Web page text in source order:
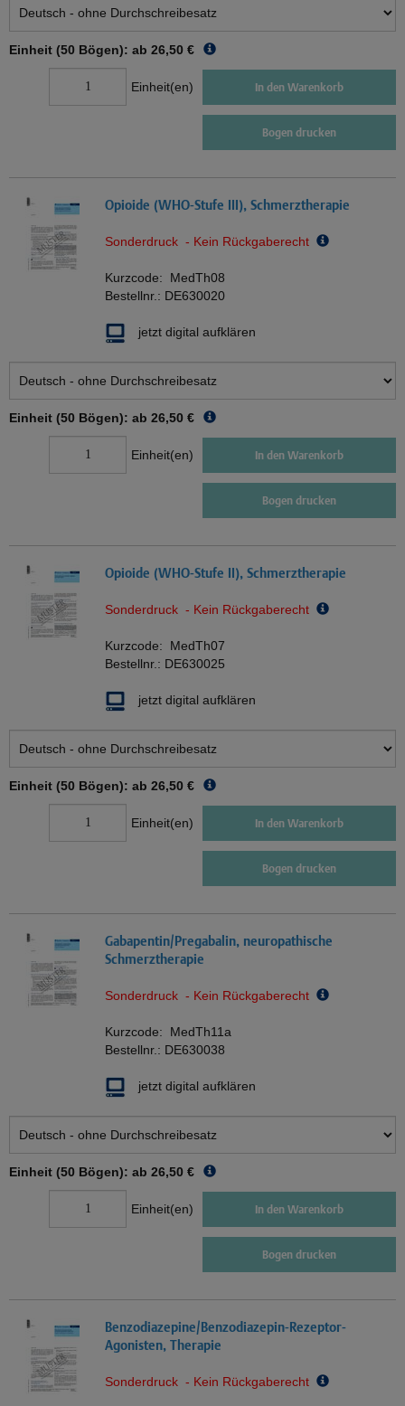
Einheit (50 Bögen): ab 26,50 €
Einheit(en) In den Warenkorb
Bogen drucken
Opioide (WHO-Stufe III), Schmerztherapie
Sonderdruck - Kein Rückgaberecht
Kurzcode: MedTh08
Bestellnr.: DE630020
jetzt digital aufklären
Einheit (50 Bögen): ab 26,50 €
Einheit(en) In den Warenkorb
Bogen drucken
Opioide (WHO-Stufe II), Schmerztherapie
Sonderdruck - Kein Rückgaberecht
Kurzcode: MedTh07
Bestellnr.: DE630025
jetzt digital aufklären
Einheit (50 Bögen): ab 26,50 €
Einheit(en) In den Warenkorb
Bogen drucken
Gabapentin/Pregabalin, neuropathische
Schmerztherapie
Sonderdruck - Kein Rückgaberecht
Kurzcode: MedTh11a
Bestellnr.: DE630038
jetzt digital aufklären
Einheit (50 Bögen): ab 26,50 €
Einheit(en) In den Warenkorb
Bogen drucken
Benzodiazepine/Benzodiazepin-Rezeptor-
Agonisten, Therapie
Sonderdruck - Kein Rückgaberecht